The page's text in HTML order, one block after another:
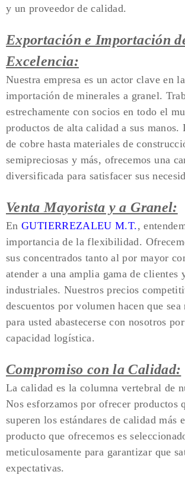
y un proveedor de calidad.
Exportación e Importación
Excelencia:
Nuestra empresa es un actor clave en
importación de minerales a granel.
estrechamente con socios en todo el
productos de alta calidad a sus manos.
de cobre hasta materiales de
semipreciosas y más, ofrecemos una
diversificada para satisfacer sus
Venta Mayorista y a Granel:
EnGUTIERREZALEU M.T.,
importancia de la flexibilidad.
sus concentrados tanto al por mayor
atender a una amplia gama de clientes
industriales. Nuestros precios
descuentos por volumen hacen que sea
para usted abastecerse con nosotros
capacidad logística.
Compromiso con la Calidad:
La calidad es la columna vertebral de
Nos esforzamos por ofrecer productos
superen los estándares de calidad más
producto que ofrecemos es
meticulosamente para garantizar que
expectativas.